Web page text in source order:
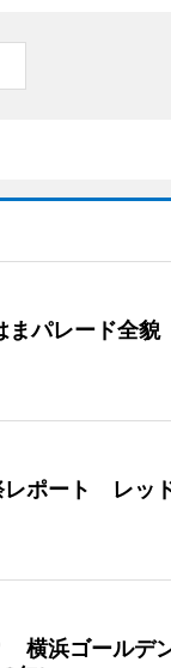
まパレード全
レポート レッ
横浜ゴールデ